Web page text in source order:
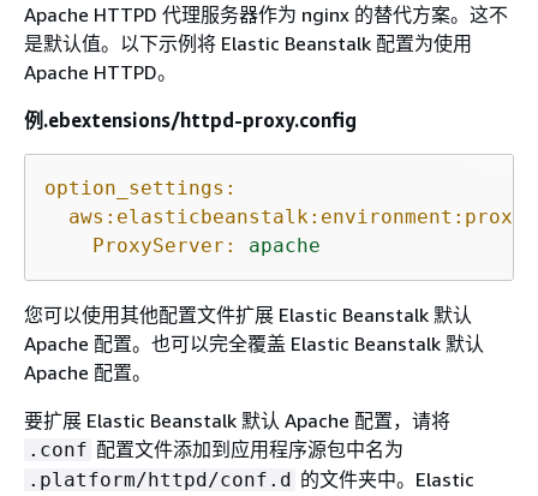
Apache HTTPD 代理服务器作为 nginx 的替代方案。这不
是默认值。以下示例将 Elastic Beanstalk 配置为使用
Apache HTTPD。
例.ebextensions/httpd-proxy.config
option_settings:
aws:elasticbeanstalk:environment:proxy:
ProxyServer:
apache
您可以使用其他配置文件扩展 Elastic Beanstalk 默认
Apache 配置。也可以完全覆盖 Elastic Beanstalk 默认
Apache 配置。
要扩展 Elastic Beanstalk 默认 Apache 配置，请将
.conf 配置文件添加到应用程序源包中名为
.platform/httpd/conf.d 的文件夹中。Elastic